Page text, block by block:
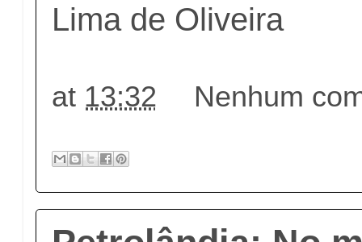
Lima de Oliveira
at 13:32 Nenhum